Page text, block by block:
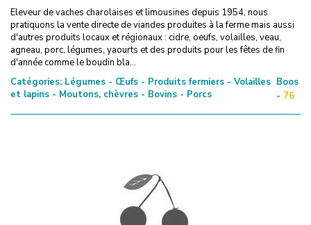
Eleveur de vaches charolaises et limousines depuis 1954, nous
pratiquons la vente directe de viandes produites à la ferme mais aussi
d'autres produits locaux et régionaux : cidre, oeufs, volailles, veau,
agneau, porc, légumes, yaourts et des produits pour les fêtes de fin
d'année comme le boudin bla...
Catégories: Légumes - Œufs - Produits fermiers - Volailles
et lapins - Moutons, chèvres - Bovins - Porcs
Boos
- 76